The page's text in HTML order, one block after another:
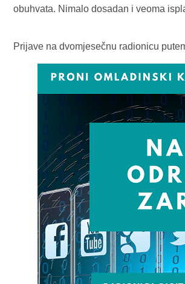
obuhvata. Nimalo dosadan i veoma
Prijave na dvomjesečnu radionicu